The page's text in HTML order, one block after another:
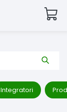
Integratori